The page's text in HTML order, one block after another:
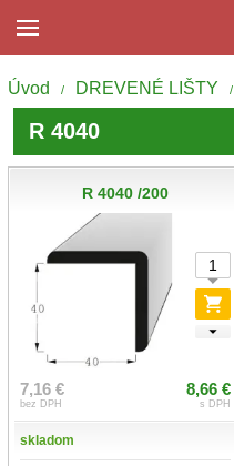
Úvod / DREVENÉ LIŠTY /
R 4040
R 4040 /200
7,16 €
bez DPH
8,66 €
s DPH
skladom